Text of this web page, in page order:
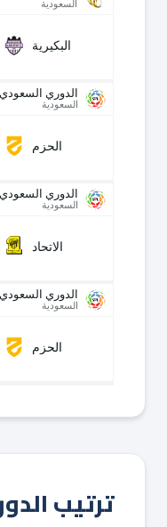
السعودية
البكيرية
الدوري السعودي
السعودية
الحزم
الدوري السعودي
السعودية
الاتحاد
الدوري السعودي
السعودية
الحزم
ترتيب